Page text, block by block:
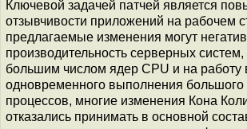
Ключевой задачей патчей является
отзывчивости приложений на рабочем
предлагаемые изменения могут
производительность серверных
большим числом ядер CPU и на работу
одновременного выполнения большого
процессов, многие изменения Кона
отказались принимать в основной